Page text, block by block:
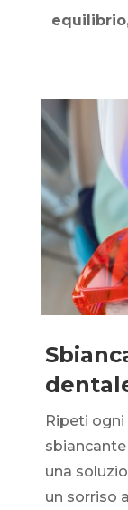
Ripeti
una
un sorriso